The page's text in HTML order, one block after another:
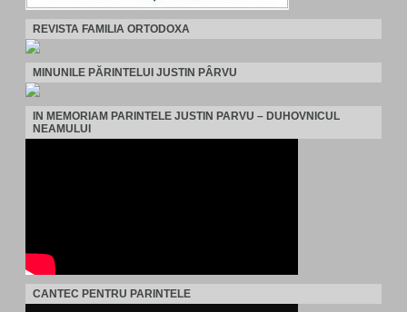
REVISTA FAMILIA ORTODOXA
MINUNILE PĂRINTELUI JUSTIN PÂRVU
IN MEMORIAM PARINTELE JUSTIN PARVU – DUHOVNICUL
NEAMULUI
CANTEC PENTRU PARINTELE